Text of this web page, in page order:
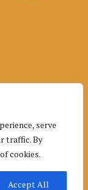
serve
traffic. By
cookies.
Accept All